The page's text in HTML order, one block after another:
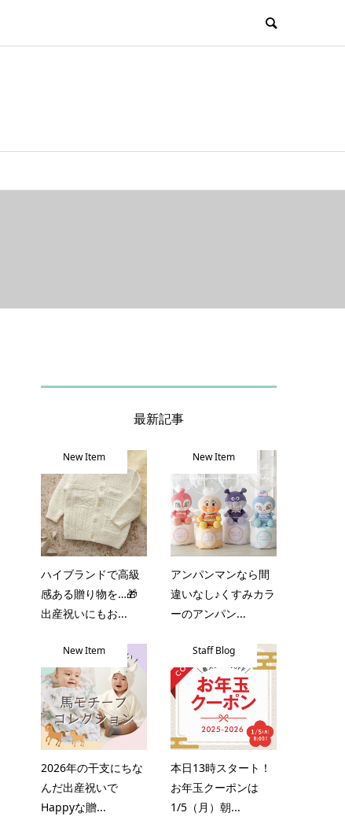
最新記事
New Item
ハイブランドで高級
感ある贈り物を…🎁
出産祝いにもお...
New Item
アンパンマンなら間
違いなし♪くすみカラ
ーのアンパン...
New Item
2026年の干支にちな
んだ出産祝いで
Happyな贈...
Staff Blog
本日13時スタート！
お年玉クーポンは
1/5（月）朝...